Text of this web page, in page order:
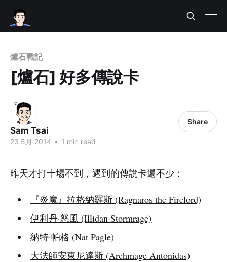
爐石戰記
[爐石] 好多傳說卡
Sam Tsai
23 5月 2014 • 1 min read
Share
昨天才打十場不到，遇到的傳說卡還不少：
『炎魔』拉格納羅斯 (Ragnaros the Firelord)
伊利丹·怒風 (Illidan Stormrage)
納特·帕格 (Nat Pagle)
大法師安東尼達斯 (Archmage Antonidas)